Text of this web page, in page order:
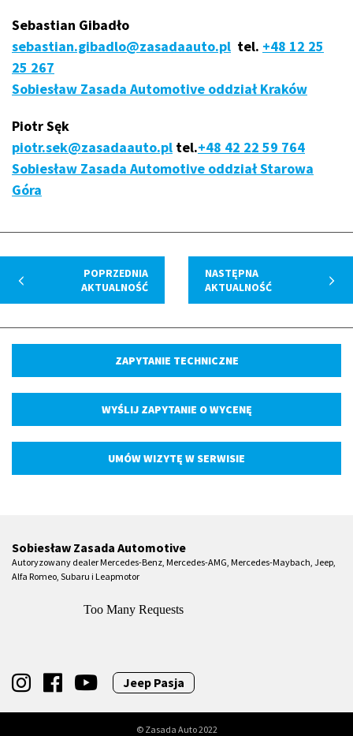
Sebastian Gibadło
sebastian.gibadlo@zasadaauto.pl tel. +48 12 25
25 267
Sobiesław Zasada Automotive oddział Kraków
Piotr Sęk
piotr.sek@zasadaauto.pl tel.+48 42 22 59 764
Sobiesław Zasada Automotive oddział Starowa
Góra
POPRZEDNIA
AKTUALNOŚĆ
NASTĘPNA
AKTUALNOŚĆ
ZAPYTANIE TECHNICZNE
WYŚLIJ ZAPYTANIE O WYCENĘ
UMÓW WIZYTĘ W SERWISIE
Sobiesław Zasada Automotive
Autoryzowany dealer Mercedes-Benz, Mercedes-AMG, Mercedes-Maybach, Jeep,
Alfa Romeo, Subaru i Leapmotor
Jeep Pasja
© Zasada Auto 2022